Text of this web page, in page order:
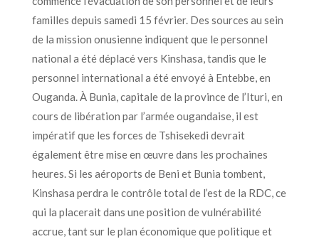
familles depuis samedi 15 février. Des sources au sein
de la mission onusienne indiquent que le personnel
national a été déplacé vers Kinshasa, tandis que le
personnel international a été envoyé à Entebbe, en
Ouganda. À Bunia, capitale de la province de l’Ituri, en
cours de libération par l’armée ougandaise, il est
impératif que les forces de Tshisekedi devrait
également être mise en œuvre dans les prochaines
heures. Si les aéroports de Beni et Bunia tombent,
Kinshasa perdra le contrôle total de l’est de la RDC, ce
qui la placerait dans une position de vulnérabilité
accrue, tant sur le plan économique que politique et